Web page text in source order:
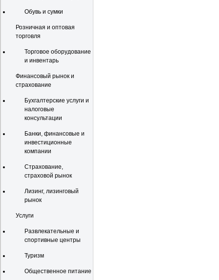
Обувь и сумки
Розничная и оптовая
торговля
Торговое оборудование
и инвентарь
Финансовый рынок и
страхование
Бухгалтерские услуги и
налоговые
консультации
Банки, финансовые и
инвестиционные
компании
Страхование,
страховой рынок
Лизинг, лизинговый
рынок
Услуги
Развлекательные и
спортивные центры
Туризм
Общественное питание